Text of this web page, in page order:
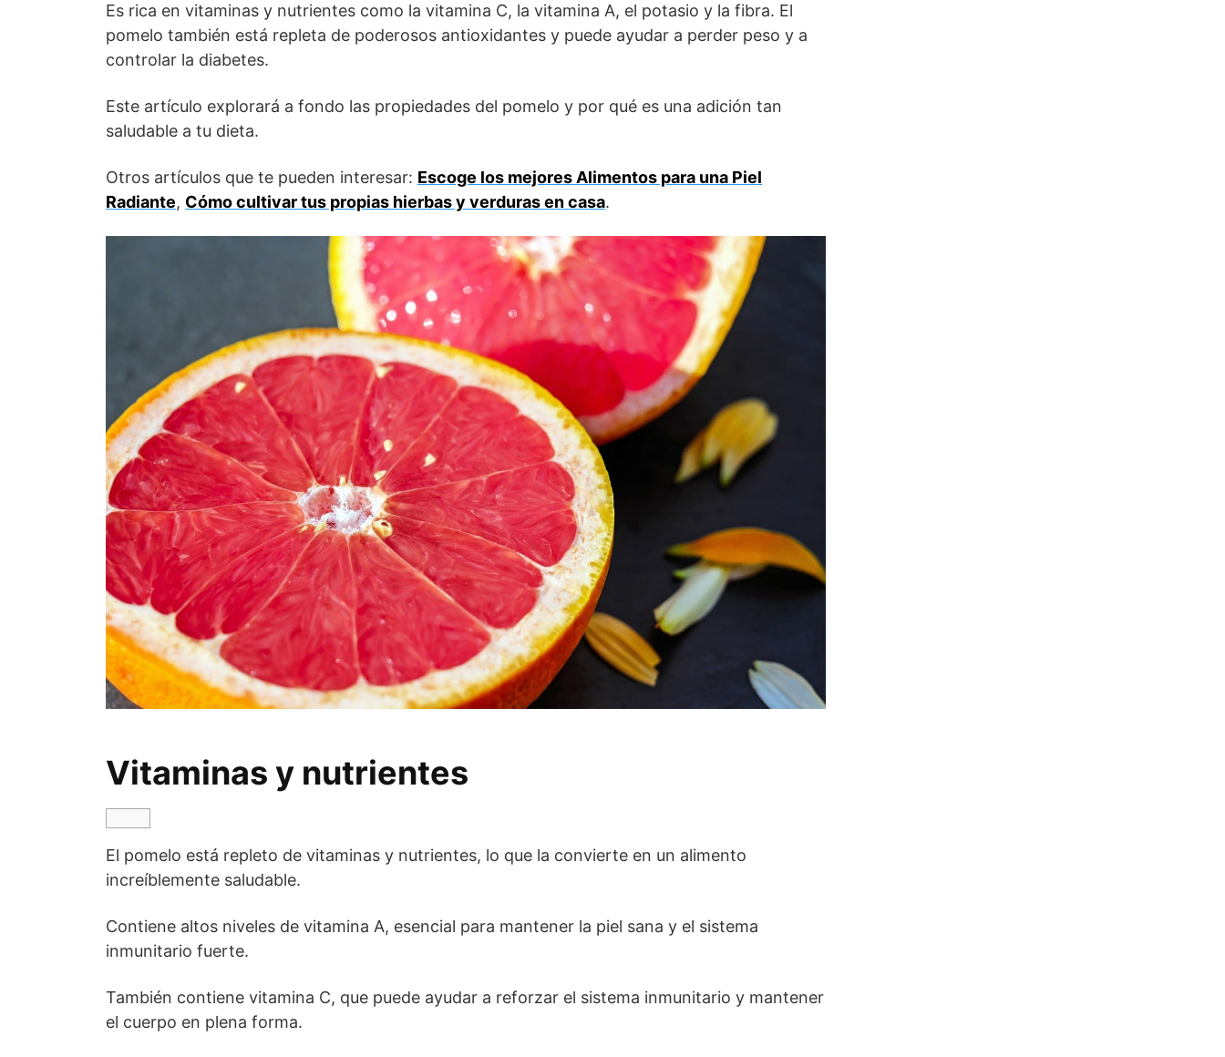
Es rica en vitaminas y nutrientes como la vitamina C, la vitamina A, el potasio y la fibra. El
pomelo también está repleta de poderosos antioxidantes y puede ayudar a perder peso y a
controlar la diabetes.
Este artículo explorará a fondo las propiedades del pomelo y por qué es una adición tan
saludable a tu dieta.
Otros artículos que te pueden interesar: Escoge los mejores Alimentos para una Piel
Radiante, Cómo cultivar tus propias hierbas y verduras en casa.
Vitaminas y nutrientes
El pomelo está repleto de vitaminas y nutrientes, lo que la convierte en un alimento
increíblemente saludable.
Contiene altos niveles de vitamina A, esencial para mantener la piel sana y el sistema
inmunitario fuerte.
También contiene vitamina C, que puede ayudar a reforzar el sistema inmunitario y mantener
el cuerpo en plena forma.